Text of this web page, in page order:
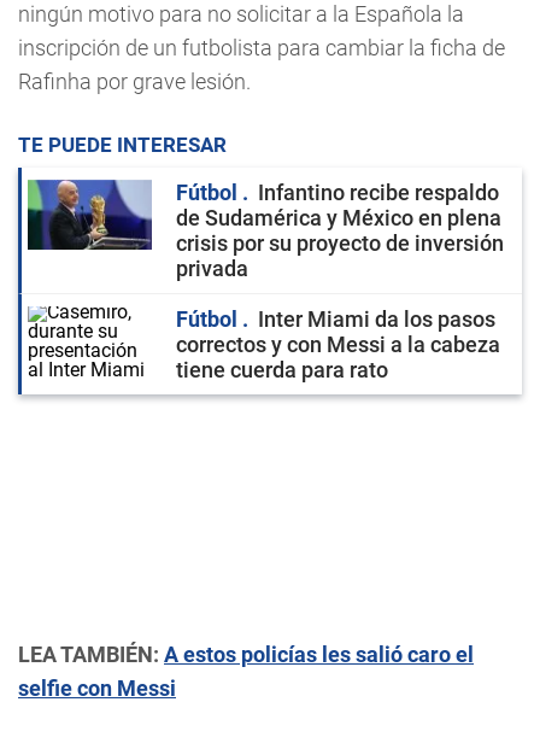
ningún motivo para no solicitar a la Española la
inscripción de un futbolista para cambiar la ficha de
Rafinha por grave lesión.
TE PUEDE INTERESAR
Fútbol
Infantino recibe respaldo
de Sudamérica y México en plena
crisis por su proyecto de inversión
privada
Fútbol
Inter Miami da los pasos
correctos y con Messi a la cabeza
tiene cuerda para rato
LEA TAMBIÉN: A estos policías les salió caro el
selfie con Messi